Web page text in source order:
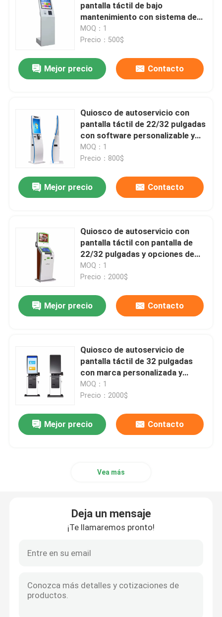
PRESENTACIóN
pantalla táctil de bajo
mantenimiento con sistema de
quiosco interactivo
MOQ：1
Precio：500$
Mejor precio Contacto
Quiosco de autoservicio con
pantalla táctil de 22/32 pulgadas
con software personalizable y
soporte multipago para
estaciones de servicio
MOQ：1
Precio：800$
Mejor precio Contacto
Quiosco de autoservicio con
pantalla táctil con pantalla de
22/32 pulgadas y opciones de
pago múltiple
MOQ：1
Precio：2000$
Mejor precio Contacto
Quiosco de autoservicio de
pantalla táctil de 32 pulgadas
con marca personalizada y
funciones múltiples
MOQ：1
Precio：2000$
Mejor precio Contacto
Vea más
Deja un mensaje
¡Te llamaremos pronto!